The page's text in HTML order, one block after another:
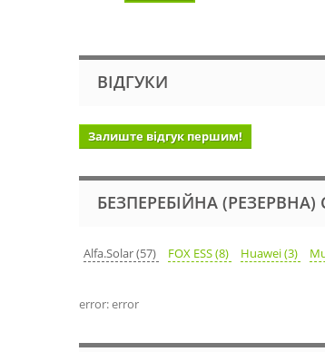
ВІДГУКИ
Залиште відгук першим!
БЕЗПЕРЕБІЙНА
Alfa.Solar (57) FOX ESS (8) Huawei (3)
error: error